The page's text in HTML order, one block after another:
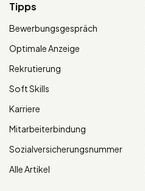
Tipps
Bewerbungsgespräch
Optimale Anzeige
Rekrutierung
Soft Skills
Karriere
Mitarbeiterbindung
Sozialversicherungsnummer
Alle Artikel